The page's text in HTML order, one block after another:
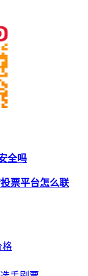
全吗
票平台怎么联
格